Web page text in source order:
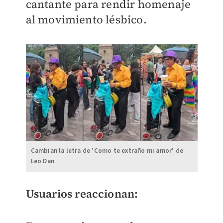
cantante para rendir homenaje
al movimiento lésbico.
Cambian la letra de 'Como te extraño mi amor' de
Leo Dan
Usuarios reaccionan: